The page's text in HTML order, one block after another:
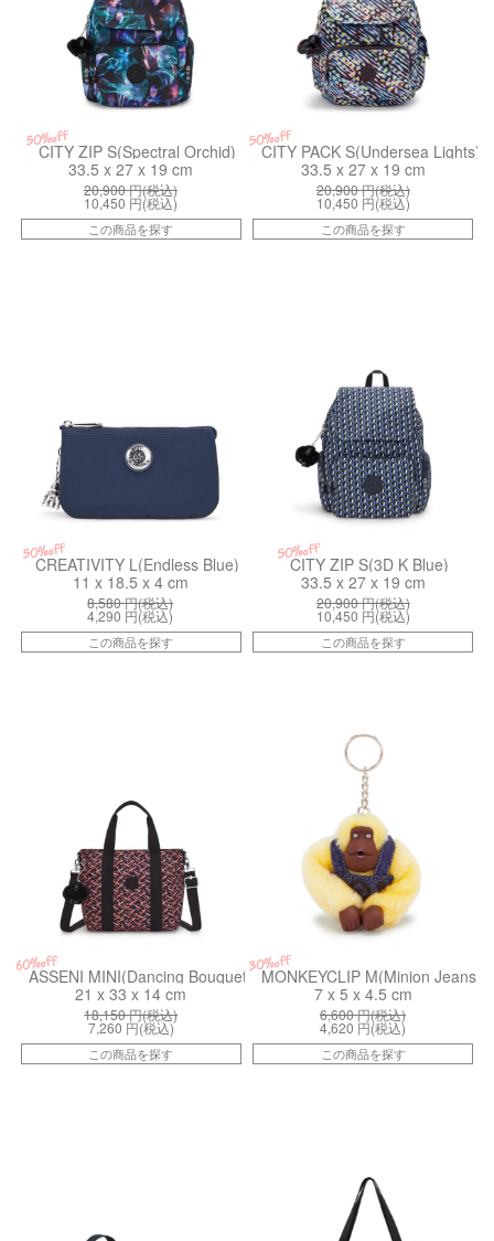
50%off
CITY ZIP S(Spectral Orchid)
33.5 x 27 x 19 cm
20,900円(税込)
10,450 円(税込)
この商品を探す
50%off
CITY PACK S(Undersea Lights)
33.5 x 27 x 19 cm
20,900円(税込)
10,450 円(税込)
この商品を探す
50%off
CREATIVITY L(Endless Blue)
11 x 18.5 x 4 cm
8,580円(税込)
4,290 円(税込)
この商品を探す
50%off
CITY ZIP S(3D K Blue)
33.5 x 27 x 19 cm
20,900円(税込)
10,450 円(税込)
この商品を探す
60%off
ASSENI MINI(Dancing Bouquet)
21 x 33 x 14 cm
18,150円(税込)
7,260 円(税込)
この商品を探す
30%off
MONKEYCLIP M(Minion Jeans
7 x 5 x 4.5 cm
6,600円(税込)
4,620 円(税込)
この商品を探す